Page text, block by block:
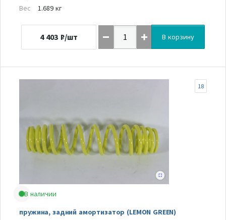
Вес
1.689 кг
4 403 ₽/шт В корзину
В наличии
пружина, задний амортизатор (LEMON GREEN)
18